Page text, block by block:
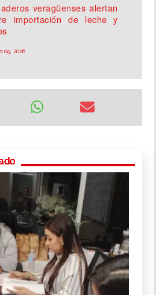
veragüenses alertan
importación de leche y
09, 2026